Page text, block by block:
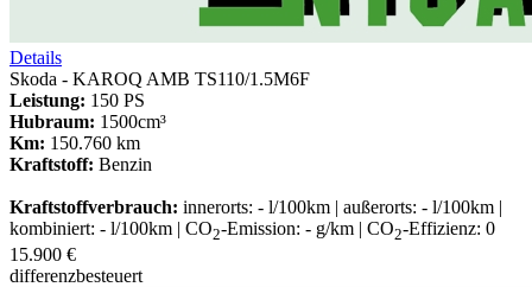
Details
Skoda - KAROQ AMB TS110/1.5M6F
Leistung: 150 PS
Hubraum: 1500cm³
Km: 150.760 km
Kraftstoff: Benzin
Kraftstoffverbrauch: innerorts: - l/100km | außerorts: - l/100km |
kombiniert: - l/100km | CO2-Emission: - g/km | CO2-Effizienz: 0
15.900 €
differenzbesteuert